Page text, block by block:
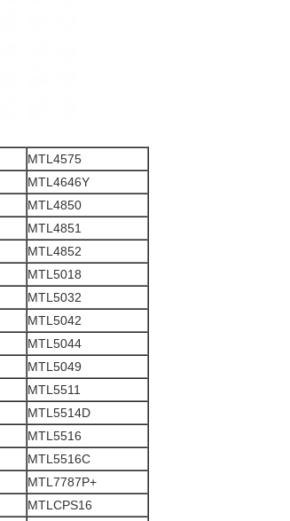
MTL4575
MTL4646Y
MTL4850
MTL4851
MTL4852
MTL5018
MTL5032
MTL5042
MTL5044
MTL5049
MTL5511
MTL5514D
MTL5516
MTL5516C
MTL7787P+
MTLCPS16